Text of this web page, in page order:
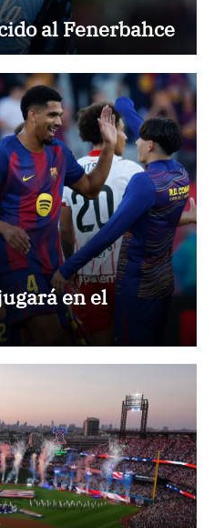
al Fenerbahce
en el